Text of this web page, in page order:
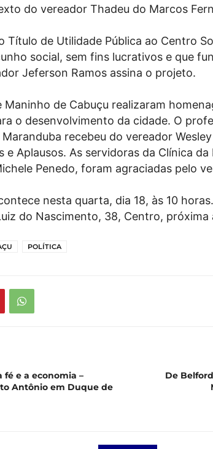
do vereador Thadeu do Marcos
Título de Utilidade Pública ao Centro
social, sem fins lucrativos e que
Jeferson Ramos assina o projeto.
Maninho de Cabuçu realizaram
o desenvolvimento da cidade. O
recebeu do vereador
e Aplausos. As servidoras da Clínica da
Penedo, foram agraciadas pelo
nesta quarta, dia 18, às 10
do Nascimento, 38, Centro, próxima
POLÍTICA
fé e a economia –
Antônio em Duque de
De